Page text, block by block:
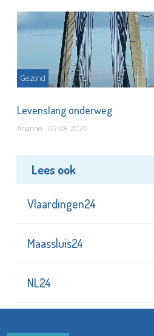
Gezond
Levenslang onderweg
Arianne - 09-08-2026
Lees ook
Vlaardingen24
Maassluis24
NL24